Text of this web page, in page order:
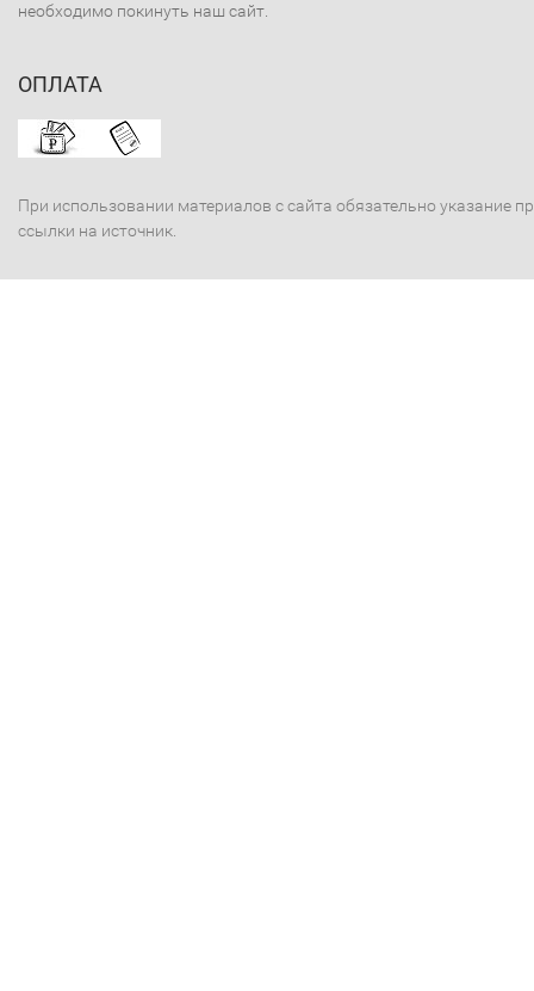
необходимо покинуть наш сайт.
ОПЛАТА
При использовании материалов с сайта обязательно указание
ссылки на источник.